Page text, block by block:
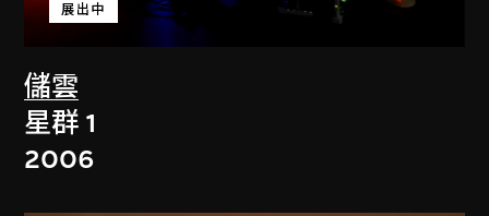
儲雲
展出中
星群 1
2006